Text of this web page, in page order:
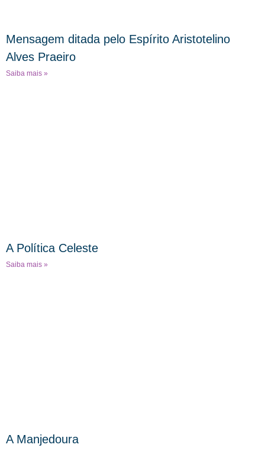
Mensagem ditada pelo Espírito Aristotelino
Alves Praeiro
Saiba mais »
A Política Celeste
Saiba mais »
A Manjedoura